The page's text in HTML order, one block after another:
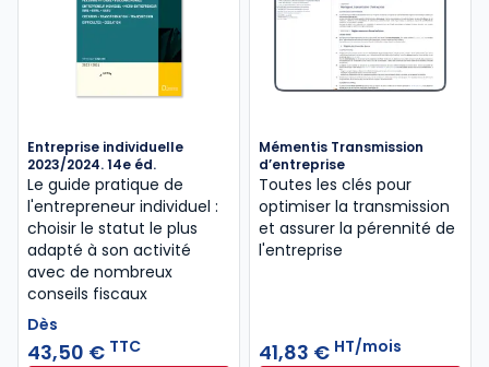
Entreprise individuelle
2023/2024. 14e éd.
Le guide pratique de
l'entrepreneur individuel :
choisir le statut le plus
adapté à son activité
avec de nombreux
conseils fiscaux
Dès
43,50 € TTC
Mémentis Transmission
d’entreprise
Toutes les clés pour
optimiser la transmission
et assurer la pérennité de
l'entreprise
41,83 € HT/mois